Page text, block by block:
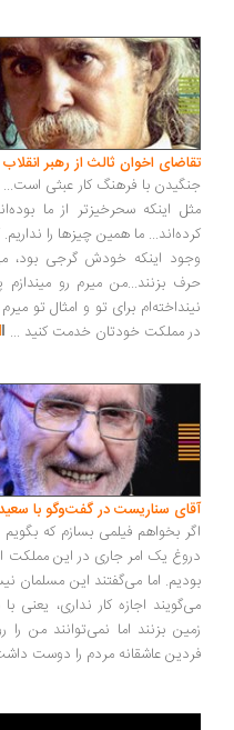
تقاضای اخوان ثالث از رهبر
جنگیدن با فرهنگ کار عبثی است...
مثل اینکه سحرخیزتر از ما
کرده‌اند... ما همین چیزها را
وجود اینکه خودش گرجی بود،
حرف بزنند...من میرم رو
نینداخته‌ام برای تو و امثال تو
در مملکت خودتان خدمت کنید ...
آقای سناریست در گفت‌وگو با
اگر بخواهم فیلمی بسازم که
دروغ یک امر جاری در این مملکت
بودیم. اما می‌گفتند این مسلمان
می‌گویند اجازه کار نداری، یعنی
زمین بزنند اما نمی‌توانند من
فردین عاشقانه مردم را دوست